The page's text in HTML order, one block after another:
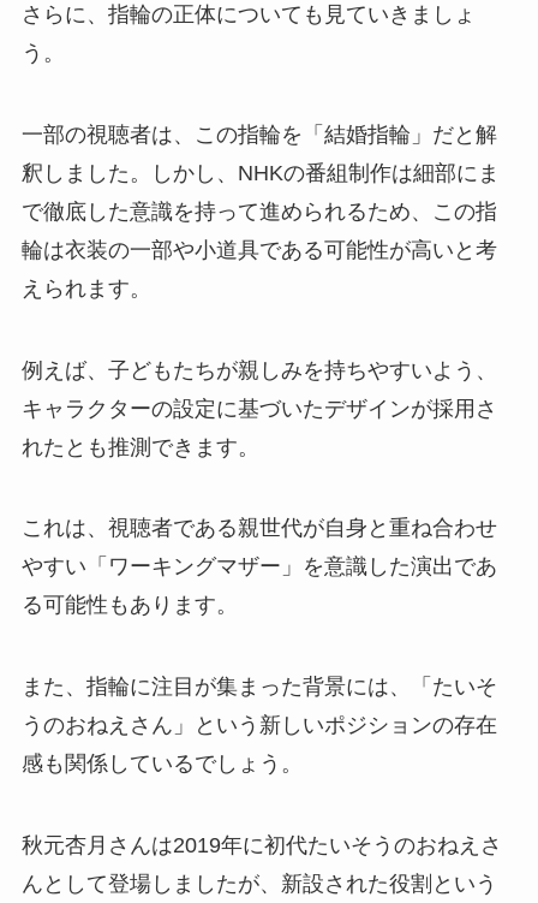
さらに、指輪の正体についても見ていきましょ
う。
一部の視聴者は、この指輪を「結婚指輪」だと解
釈しました。しかし、NHKの番組制作は細部にま
で徹底した意識を持って進められるため、この指
輪は衣装の一部や小道具である可能性が高いと考
えられます。
例えば、子どもたちが親しみを持ちやすいよう、
キャラクターの設定に基づいたデザインが採用さ
れたとも推測できます。
これは、視聴者である親世代が自身と重ね合わせ
やすい「ワーキングマザー」を意識した演出であ
る可能性もあります。
また、指輪に注目が集まった背景には、「たいそ
うのおねえさん」という新しいポジションの存在
感も関係しているでしょう。
秋元杏月さんは2019年に初代たいそうのおねえさ
んとして登場しましたが、新設された役割という